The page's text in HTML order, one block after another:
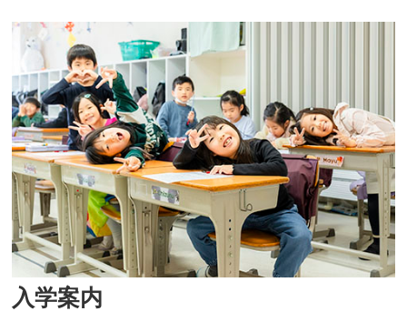
入学案内